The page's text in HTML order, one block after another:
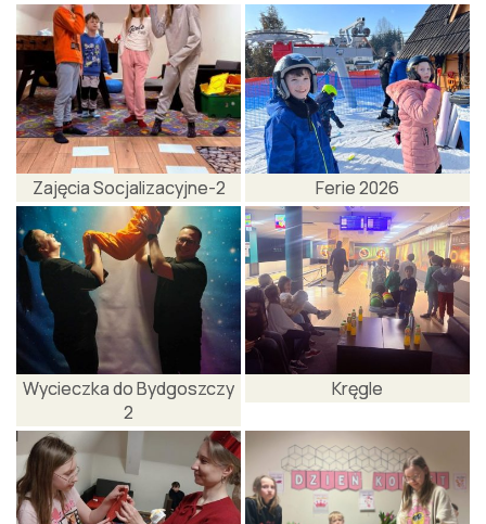
Zajęcia Socjalizacyjne-2 Ferie 2026
Wycieczka do Bydgoszczy
2
Kręgle